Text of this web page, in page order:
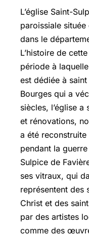
L’église Saint-
paroissiale
dans le
L’histoire de
période à
est dédiée à
Bourges qui a
siècles, l’église
et rénovations,
a été
pendant la
Sulpice de
ses vitraux, qui
représentent des
Christ et des
par des artistes
comme des